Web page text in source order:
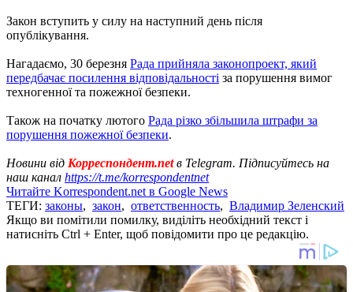
Закон вступить у силу на наступний день після
опублікування.
Нагадаємо, 30 березня Рада прийняла законопроект, який
передбачає посилення відповідальності за порушення вимог
техногенної та пожежної безпеки.
Також на початку лютого Рада різко збільшила штрафи за
порушення пожежної безпеки.
Новини від Корреспондент.netв Telegram. Підписуйтесь на
наш канал https://t.me/korrespondentnet
Читайте Korrespondent.net в Google News
ТЕГИ: законы, закон, ответственность, Владимир Зеленский
Якщо ви помітили помилку, виділіть необхідний текст і
натисніть Ctrl + Enter, щоб повідомити про це редакцію.